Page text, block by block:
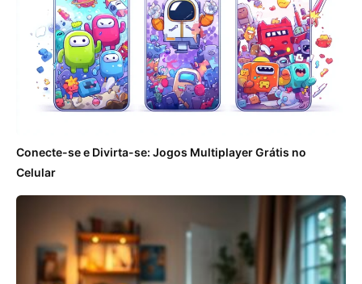
Conecte-se e Divirta-se: Jogos Multiplayer Grátis no
Celular